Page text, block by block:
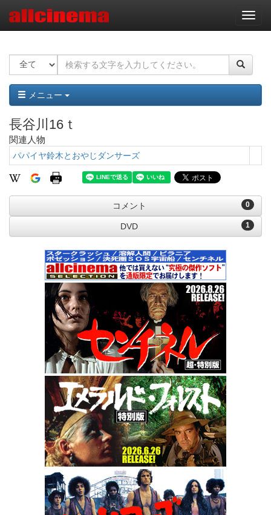
ナ
ビ
ー
ョ
ン
メニュー
長谷川16ｔ
関連人物
パパイヤ鈴木とおやじダンサーズ
0
コメント
1
DVD